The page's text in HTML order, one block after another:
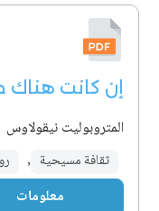
إن كانت هناك
المتروبوليت نيقولاوس
ثقافة مسيحية ,
معلومات